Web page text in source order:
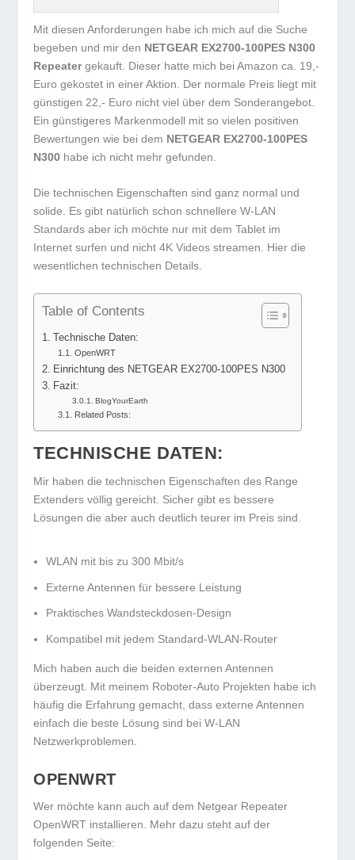
Mit diesen Anforderungen habe ich mich auf die Suche
begeben und mir den NETGEAR EX2700-100PES N300
Repeatergekauft. Dieser hatte mich bei Amazon ca. 19,-
Euro gekostet in einer Aktion. Der normale Preis liegt mit
günstigen 22,- Euro nicht viel über dem Sonderangebot.
Ein günstigeres Markenmodell mit so vielen positiven
Bewertungen wie bei dem NETGEAR EX2700-100PES
N300 habe ich nicht mehr gefunden.
Die technischen Eigenschaften sind ganz normal und
solide. Es gibt natürlich schon schnellere W-LAN
Standards aber ich möchte nur mit dem Tablet im
Internet surfen und nicht 4K Videos streamen. Hier die
wesentlichen technischen Details.
Table of Contents
Technische Daten:
OpenWRT
Einrichtung des NETGEAR EX2700-100PES N300
Fazit:
BlogYourEarth
Related Posts:
TECHNISCHE DATEN:
Mir haben die technischen Eigenschaften des Range
Extenders völlig gereicht. Sicher gibt es bessere
Lösungen die aber auch deutlich teurer im Preis sind.
WLAN mit bis zu 300 Mbit/s
Externe Antennen für bessere Leistung
Praktisches Wandsteckdosen-Design
Kompatibel mit jedem Standard-WLAN-Router
Mich haben auch die beiden externen Antennen
überzeugt. Mit meinem Roboter-Auto Projekten habe ich
häufig die Erfahrung gemacht, dass externe Antennen
einfach die beste Lösung sind bei W-LAN
Netzwerkproblemen.
OPENWRT
Wer möchte kann auch auf dem Netgear Repeater
OpenWRT installieren. Mehr dazu steht auf der
folgenden Seite: